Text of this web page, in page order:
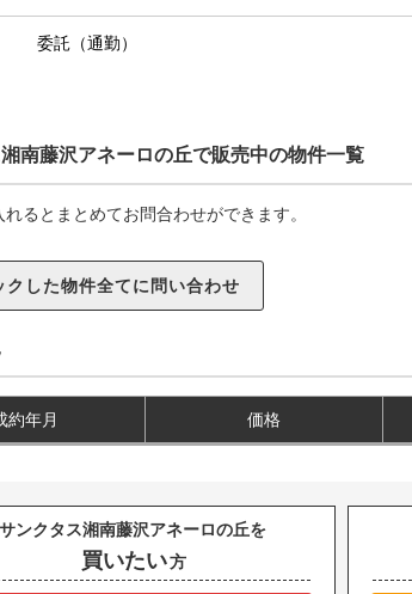
委託（通勤）
南藤沢アネーロの丘で販売中の物件一覧
るとまとめてお問合わせができます。
約年月 価格
サンクタス湘南藤沢アネーロの丘を
買いたい方